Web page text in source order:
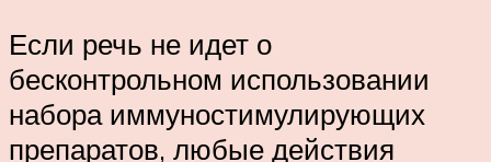
Если речь не идет о
бесконтрольном использовании
набора иммуностимулирующих
препаратов, любые действия